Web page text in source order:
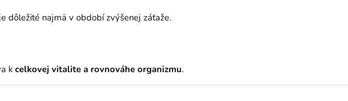
dôležité najmä v období zvýšenej záťaže.
k celkovej vitalite a rovnováhe organizmu.